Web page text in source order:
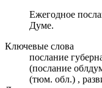
Ежегодное
Думе.
Ключевые слова
послание
(послание
(тюм. обл.) ,